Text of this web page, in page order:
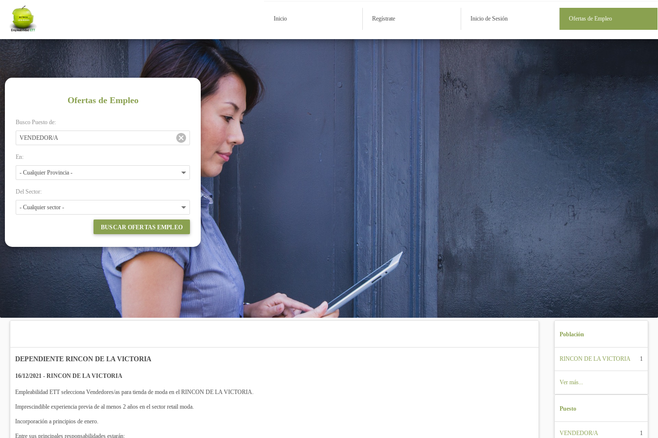
Inicio Regístrate Inicio de Sesión Ofertas de Empleo
Ofertas de Empleo
Busco Puesto de:
En:
Del Sector:
BUSCAR OFERTAS EMPLEO
DEPENDIENTE RINCON DE LA VICTORIA
16/12/2021 - RINCON DE LA VICTORIA
Empleabilidad ETT selecciona Vendedores/as para tienda de moda en el RINCON DE LA VICTORIA.
Imprescindible experiencia previa de al menos 2 años en el sector retail moda.
Incorporación a principios de enero.
Entre sus principales responsabilidades estarán:
Población
RINCON DE LA VICTORIA 1
Ver más...
Puesto
VENDEDOR/A 1